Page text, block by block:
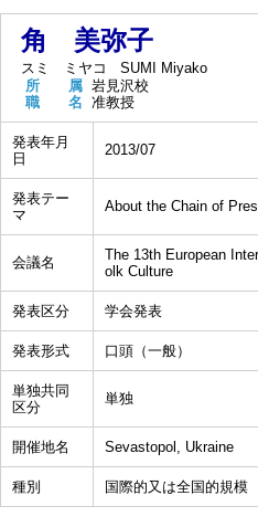
角 美弥子
スミ ミヤコ
SUMI Miyako
所 属 岩見沢校
職 名 准教授
発表年月
日
2013/07
発表テー
マ
About the Chain of
会議名
The 13th European
olk Culture
発表区分 学会発表
発表形式 口頭（一般）
単独共同
区分
単独
開催地名 Sevastopol, Ukraine
種別 国際的又は全国的規模